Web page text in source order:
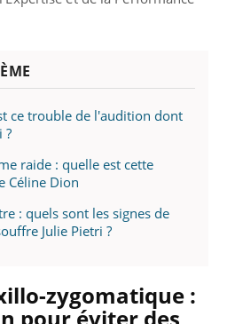
ce trouble de l'audition dont
?
raide : quelle est cette
Céline Dion
: quels sont les signes de
Julie Pietri ?
zygomatique :
pour éviter des